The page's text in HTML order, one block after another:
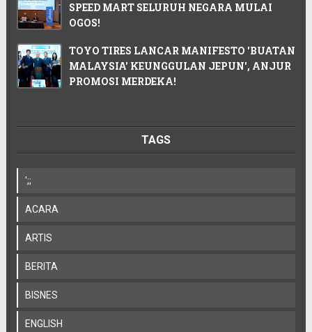
SPEED MART SELURUH NEGARA MULAI
OGOS!
TOYO TIRES LANCAR MANIFESTO 'BUATAN
MALAYSIA' KEUNGGULAN JEPUN', ANJUR
PROMOSI MERDEKA!
TAGS
';;
ACARA
ARTIS
BERITA
BISNES
ENGLISH